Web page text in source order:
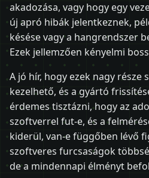
akadozása, vagy hogy egy
új apró hibák jelentkeznek,
késése vagy a hangrendszer
Ezek jellemzően kényelmi
A jó hír, hogy ezek nagy része
kezelhető, és a gyártó
érdemes tisztázni, hogy az
szoftverrel fut-e, és a
kiderül, van-e függőben lévő
szoftveres furcsaságok
de a mindennapi élményt